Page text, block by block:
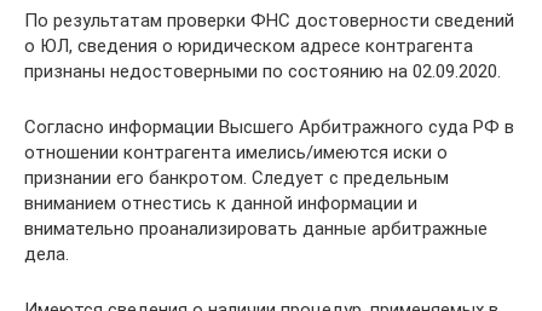
По результатам проверки ФНС достоверности сведений
о ЮЛ, сведения о юридическом адресе контрагента
признаны недостоверными по состоянию на 02.09.2020.
Согласно информации Высшего Арбитражного суда РФ в
отношении контрагента имелись/имеются иски о
признании его банкротом. Следует с предельным
вниманием отнестись к данной информации и
внимательно проанализировать данные арбитражные
дела.